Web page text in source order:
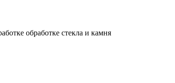
обработке стекла и камня